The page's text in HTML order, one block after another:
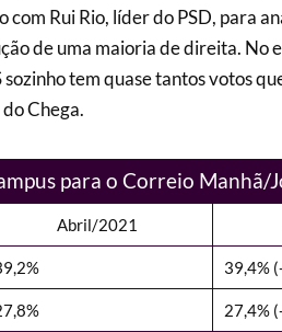
Rui Rio, líder do PSD, para
de uma maioria de direita. No
sozinho tem quase tantos votos
Chega.
para o Correio Manhã/
Abril/2021
39,4%
27,4%